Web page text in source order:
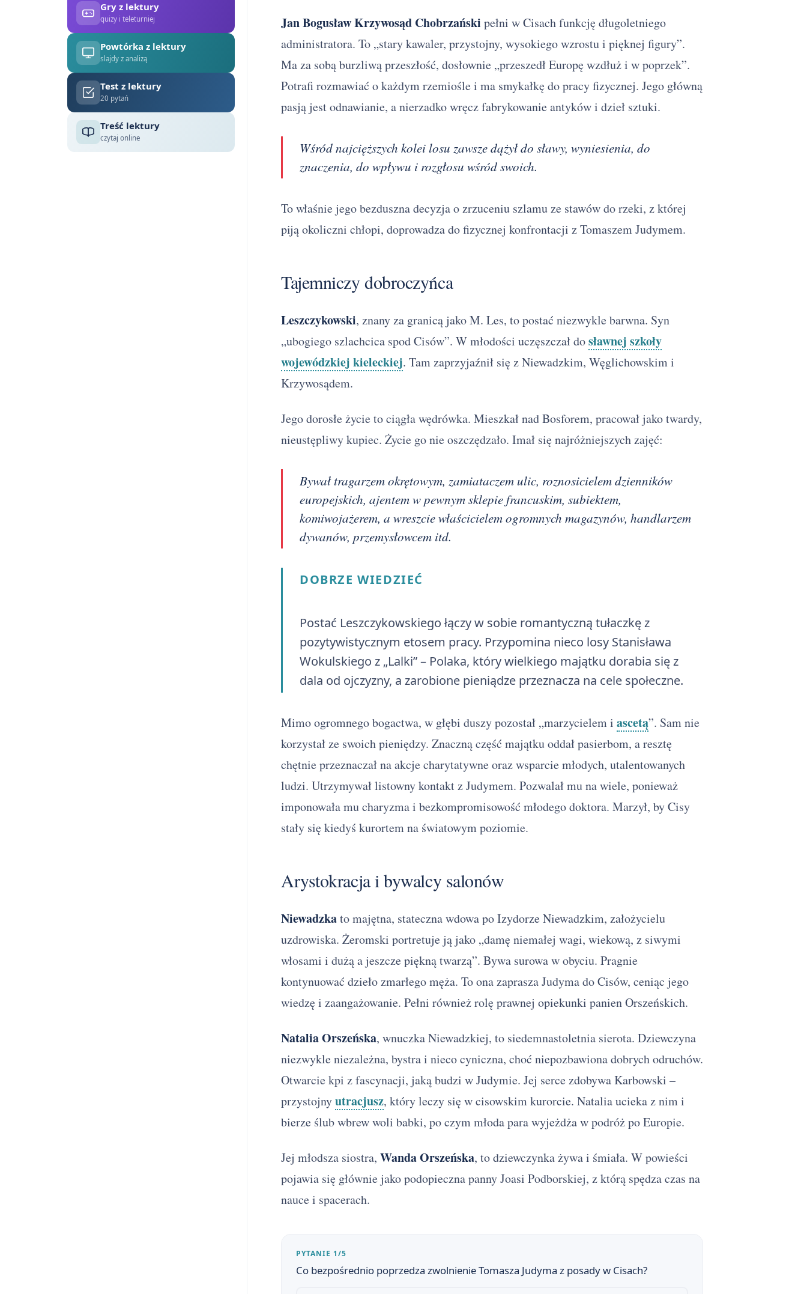
Gry z lektury
quizy i teleturniej
Powtórka z lektury
slajdy z analizą
Test z lektury
20 pytań
Treść lektury
czytaj online
Jan Bogusław Krzywosąd Chobrzański pełni w Cisach funkcję długoletniego
administratora. To „stary kawaler, przystojny, wysokiego wzrostu i pięknej figury”.
Ma za sobą burzliwą przeszłość, dosłownie „przeszedł Europę wzdłuż i w poprzek”.
Potrafi rozmawiać o każdym rzemiośle i ma smykałkę do pracy fizycznej. Jego główną
pasją jest odnawianie, a nierzadko wręcz fabrykowanie antyków i dzieł sztuki.
Wśród najcięższych kolei losu zawsze dążył do sławy, wyniesienia, do
znaczenia, do wpływu i rozgłosu wśród swoich.
To właśnie jego bezduszna decyzja o zrzuceniu szlamu ze stawów do rzeki, z której
piją okoliczni chłopi, doprowadza do fizycznej konfrontacji z Tomaszem Judymem.
Tajemniczy dobroczyńca
Leszczykowski, znany za granicą jako M. Les, to postać niezwykle barwna. Syn
„ubogiego szlachcica spod Cisów”. W młodości uczęszczał dosławnej szkoły
wojewódzkiej kieleckiej. Tam zaprzyjaźnił się z Niewadzkim, Węglichowskim i
Krzywosądem.
Jego dorosłe życie to ciągła wędrówka. Mieszkał nad Bosforem, pracował jako twardy,
nieustępliwy kupiec. Życie go nie oszczędzało. Imał się najróżniejszych zajęć:
Bywał tragarzem okrętowym, zamiataczem ulic, roznosicielem dzienników
europejskich, ajentem w pewnym sklepie francuskim, subiektem,
komiwojażerem, a wreszcie właścicielem ogromnych magazynów, handlarzem
dywanów, przemysłowcem itd.
DOBRZE WIEDZIEĆ
Postać Leszczykowskiego łączy w sobie romantyczną tułaczkę z
pozytywistycznym etosem pracy. Przypomina nieco losy Stanisława
Wokulskiego z „Lalki” – Polaka, który wielkiego majątku dorabia się z
dala od ojczyzny, a zarobione pieniądze przeznacza na cele społeczne.
Mimo ogromnego bogactwa, w głębi duszy pozostał „marzycielem i ascetą”. Sam nie
korzystał ze swoich pieniędzy. Znaczną część majątku oddał pasierbom, a resztę
chętnie przeznaczał na akcje charytatywne oraz wsparcie młodych, utalentowanych
ludzi. Utrzymywał listowny kontakt z Judymem. Pozwalał mu na wiele, ponieważ
imponowała mu charyzma i bezkompromisowość młodego doktora. Marzył, by Cisy
stały się kiedyś kurortem na światowym poziomie.
Arystokracja i bywalcy salonów
Niewadzkato majętna, stateczna wdowa po Izydorze Niewadzkim, założycielu
uzdrowiska. Żeromski portretuje ją jako „damę niemałej wagi, wiekową, z siwymi
włosami i dużą a jeszcze piękną twarzą”. Bywa surowa w obyciu. Pragnie
kontynuować dzieło zmarłego męża. To ona zaprasza Judyma do Cisów, ceniąc jego
wiedzę i zaangażowanie. Pełni również rolę prawnej opiekunki panien Orszeńskich.
Natalia Orszeńska, wnuczka Niewadzkiej, to siedemnastoletnia sierota. Dziewczyna
niezwykle niezależna, bystra i nieco cyniczna, choć niepozbawiona dobrych odruchów.
Otwarcie kpi z fascynacji, jaką budzi w Judymie. Jej serce zdobywa Karbowski –
przystojnyutracjusz, który leczy się w cisowskim kurorcie. Natalia ucieka z nim i
bierze ślub wbrew woli babki, po czym młoda para wyjeżdża w podróż po Europie.
Jej młodsza siostra, Wanda Orszeńska, to dziewczynka żywa i śmiała. W powieści
pojawia się głównie jako podopieczna panny Joasi Podborskiej, z którą spędza czas na
nauce i spacerach.
PYTANIE 1/5
Co bezpośrednio poprzedza zwolnienie Tomasza Judyma z posady w Cisach?
2 Plan wydarzeń - Ludzie bezdomni